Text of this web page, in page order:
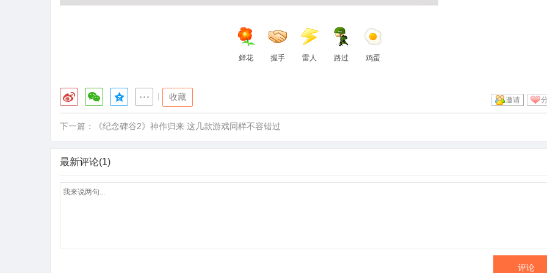
鲜花 握手 雷人 路过 鸡蛋
收藏 邀请
下一篇： 《纪念碑谷2》神作归来 这几款游戏同样不容错过
最新评论(1)
评论